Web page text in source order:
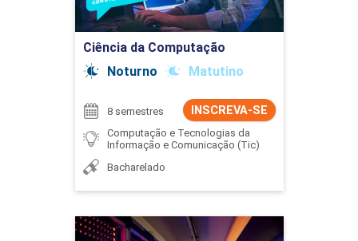
Ciência da Computação
Noturno
Matutino
INSCREVA-SE
8 semestres
Computação e Tecnologias da
Informação e Comunicação (Tic)
Bacharelado
Ir para Inscrição
Ciência de Dados